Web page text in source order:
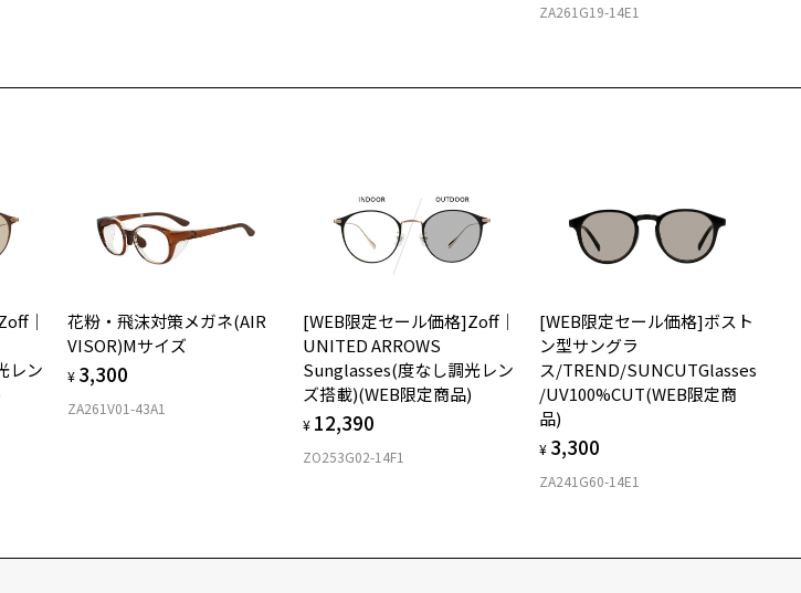
ご提示いだければ、初回に限り加工賃はかかりませんので、必ずスタッ
ZA261G19-14E1
｜
レン
花粉・飛沫対策メガネ(AIR
VISOR)Mサイズ
¥ 3,300
ZA261V01-43A1
[WEB限定セール価格]Zoff｜
UNITED ARROWS
Sunglasses(度なし調光レン
ズ搭載)(WEB限定商品)
¥ 12,390
ZO253G02-14F1
[WEB限定セール価格]ボスト
ン型サングラ
ス/TREND/SUNCUTGlasses
/UV100%CUT(WEB限定商
品)
¥ 3,300
ZA241G60-14E1